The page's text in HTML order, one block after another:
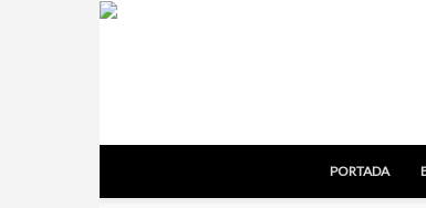
PORTADA